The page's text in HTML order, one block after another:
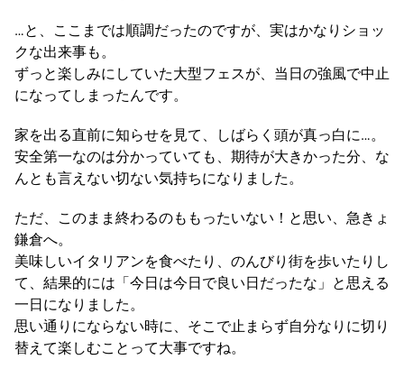
…と、ここまでは順調だったのですが、実はかなりショッ
クな出来事も。
ずっと楽しみにしていた大型フェスが、当日の強風で中止
になってしまったんです。
家を出る直前に知らせを見て、しばらく頭が真っ白に…。
安全第一なのは分かっていても、期待が大きかった分、な
んとも言えない切ない気持ちになりました。
ただ、このまま終わるのももったいない！と思い、急きょ
鎌倉へ。
美味しいイタリアンを食べたり、のんびり街を歩いたりし
て、結果的には「今日は今日で良い日だったな」と思える
一日になりました。
思い通りにならない時に、そこで止まらず自分なりに切り
替えて楽しむことって大事ですね。